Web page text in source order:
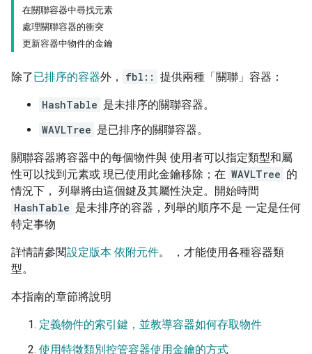
在關聯容器中尋找元素
處理關聯容器的衝突
更新容器中物件的金鑰
除了已排序的容器外， fbl:: 提供兩種「關聯」容器：
HashTable 是未排序的關聯容器。
WAVLTree 是已排序的關聯容器。
關聯容器將容器中的每個物件與 使用者可以指定類型和屬
性可以找到元素或 現已使用此金鑰移除；在 WAVLTree 的
情況下， 列舉將由這個鍵及其屬性決定。開始時間
HashTable 是未排序的容器，列舉的順序不是 一定是任何
特定事物
詳情請參閱設定版本 依附元件。 ，才能使用各種容器類
型。
本指南的章節將說明
定義物件的索引鍵，並教導容器如何存取物件
使用特徵類別控管容器使用金鑰的方式